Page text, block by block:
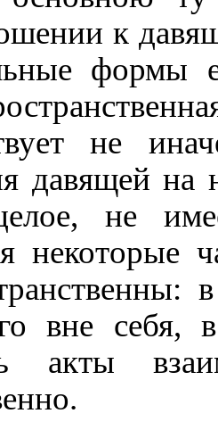
к
формы
не
давящей на
не
некоторые
вне
акты